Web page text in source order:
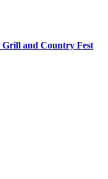
Grill and Country Fest